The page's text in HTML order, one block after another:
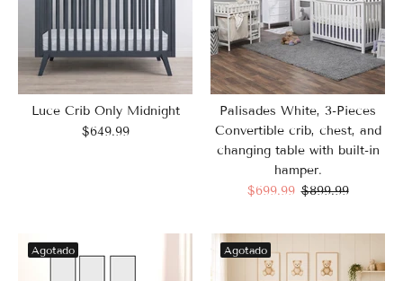
Luce Crib Only Midnight
$649.99
Palisades White, 3-Pieces
Convertible crib, chest, and
changing table with built-in
hamper.
$699.99 $899.99
Agotado Agotado